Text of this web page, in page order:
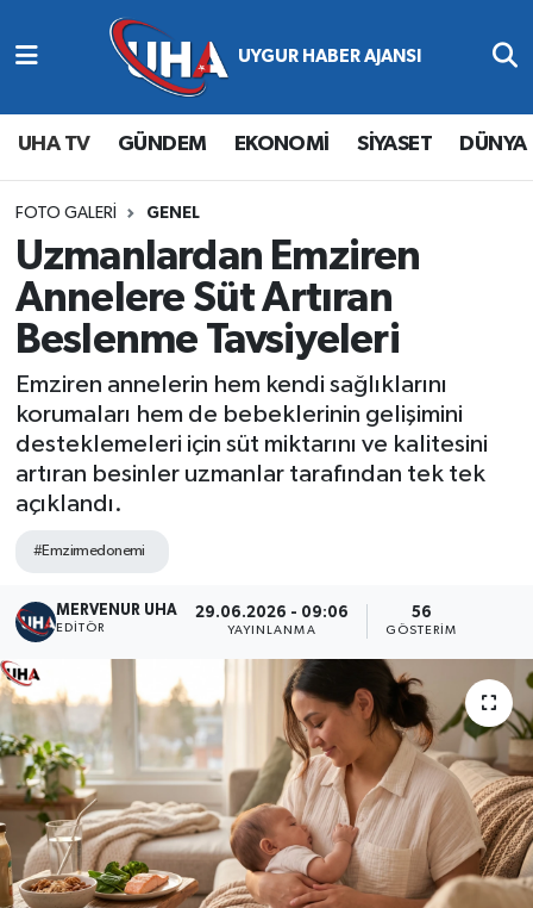
UHA TV GÜNDEM EKONOMİ SİYASET DÜNYA
FOTO GALERI GENEL
Uzmanlardan Emziren
Annelere Süt Artıran
Beslenme Tavsiyeleri
Emziren annelerin hem kendi sağlıklarını
korumaları hem de bebeklerinin gelişimini
desteklemeleri için süt miktarını ve kalitesini
artıran besinler uzmanlar tarafından tek tek
açıklandı.
#Emzirmedonemi
MERVENUR UHA
EDITÖR
29.06.2026 - 09:06
YAYINLANMA
56
GÖSTERIM
Abone Ol
Gündem
Ekonomi
Magazin
Siyaset
Spor
Yaşam
Nöbetçi Eczaneler
Hava Durumu
Namaz Vakitleri
Trafik Durumu
Süper Lig Puan Durumu ve Fikstür
Tüm Manşetler
Son Dakika Haberleri
Haber Arşivi